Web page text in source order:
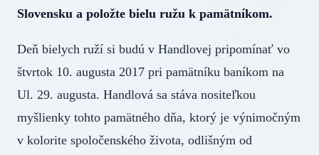
Slovensku a položte bielu ružu k pamätníkom.
Deň bielych ruží si budú v Handlovej pripomínať vo
štvrtok 10. augusta 2017 pri pamätníku baníkom na
Ul. 29. augusta. Handlová sa stáva nositeľkou
myšlienky tohto pamätného dňa, ktorý je výnimočným
v kolorite spoločenského života, odlišným od